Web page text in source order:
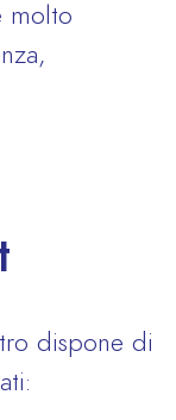
molto
dispone di